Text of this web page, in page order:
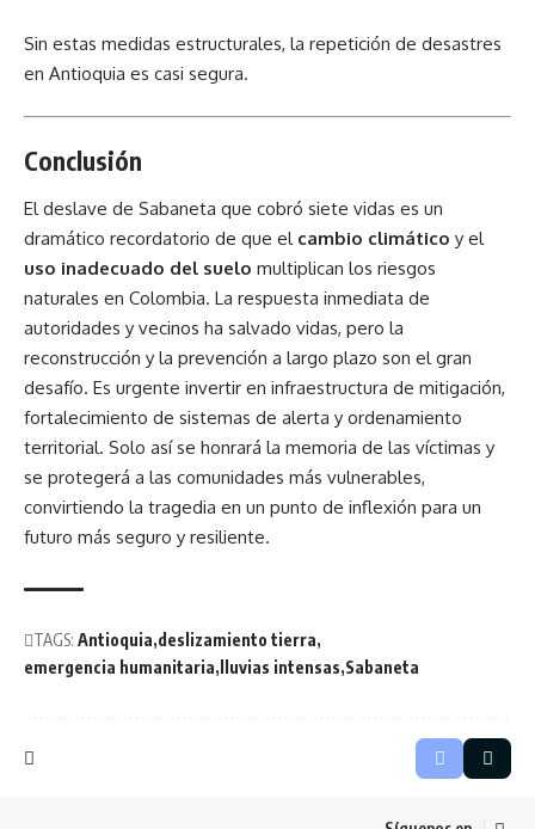
Sin estas medidas estructurales, la repetición de desastres
en Antioquia es casi segura.
Conclusión
El deslave de Sabaneta que cobró siete vidas es un
dramático recordatorio de que el cambio climático y el
uso inadecuado del suelo multiplican los riesgos
naturales en Colombia. La respuesta inmediata de
autoridades y vecinos ha salvado vidas, pero la
reconstrucción y la prevención a largo plazo son el gran
desafío. Es urgente invertir en infraestructura de mitigación,
fortalecimiento de sistemas de alerta y ordenamiento
territorial. Solo así se honrará la memoria de las víctimas y
se protegerá a las comunidades más vulnerables,
convirtiendo la tragedia en un punto de inflexión para un
futuro más seguro y resiliente.
TAGS: Antioquia deslizamiento tierra
emergencia humanitaria
lluvias intensas Sabaneta